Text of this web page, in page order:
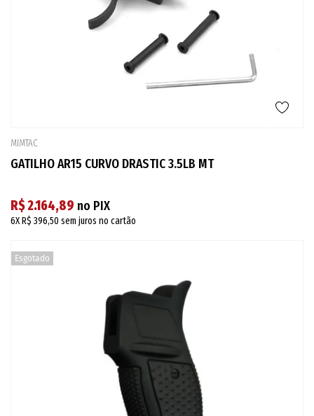
MIMTAC
GATILHO AR15 CURVO DRASTIC 3.5LB MT
R$ 2.164,89 no PIX
6XR$ 396,50 sem juros no cartão
Esgotado